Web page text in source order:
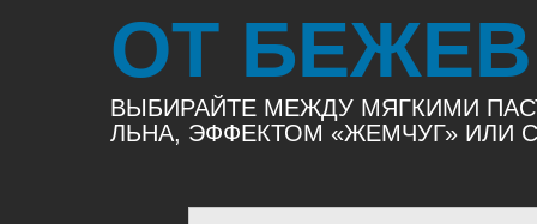
ОТ
ВЫБИРАЙТЕ МЕЖДУ МЯГКИМИ
ЛЬНА, ЭФФЕКТОМ «ЖЕМЧУГ»